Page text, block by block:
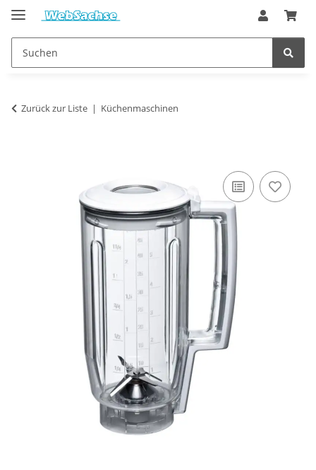
Zurück zur Liste Küchenmaschinen